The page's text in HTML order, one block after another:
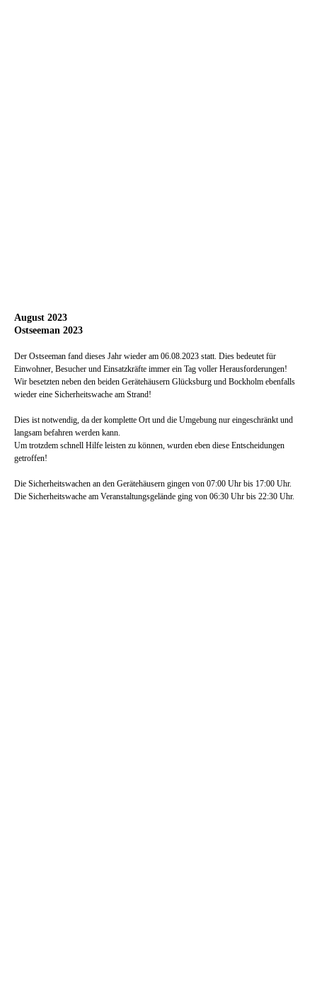
August 2023
Ostseeman 2023
Der Ostseeman fand dieses Jahr wieder am 06.08.2023 statt. Dies bedeutet für
Einwohner, Besucher und Einsatzkräfte immer ein Tag voller Herausforderungen!
Wir besetzten neben den beiden Gerätehäusern Glücksburg und Bockholm ebenfalls
wieder eine Sicherheitswache am Strand!
Dies ist notwendig, da der komplette Ort und die Umgebung nur eingeschränkt und
langsam befahren werden kann.
Um trotzdem schnell Hilfe leisten zu können, wurden eben diese Entscheidungen
getroffen!
Die Sicherheitswachen an den Gerätehäusern gingen von 07:00 Uhr bis 17:00 Uhr.
Die Sicherheitswache am Veranstaltungsgelände ging von 06:30 Uhr bis 22:30 Uhr.